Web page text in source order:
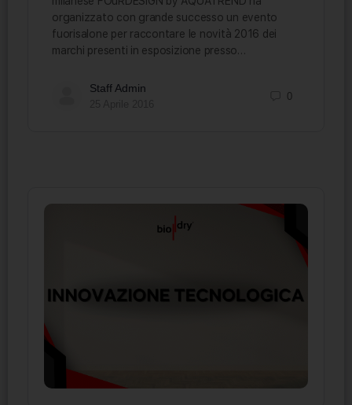
organizzato con grande successo un evento
fuorisalone per raccontare le novità 2016 dei
marchi presenti in esposizione presso…
Staff Admin
0